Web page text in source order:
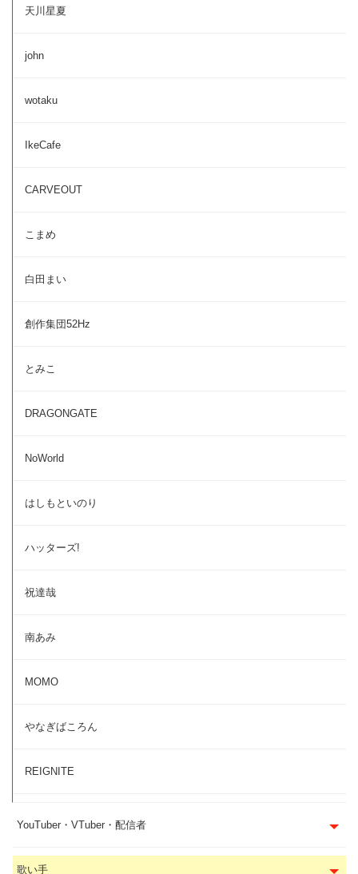
天川星夏
john
wotaku
IkeCafe
CARVEOUT
こまめ
白田まい
創作集団52Hz
とみこ
DRAGONGATE
NoWorld
はしもといのり
ハッターズ!
祝達哉
南あみ
MOMO
やなぎばころん
REIGNITE
YouTuber・VTuber・配信者
歌い手